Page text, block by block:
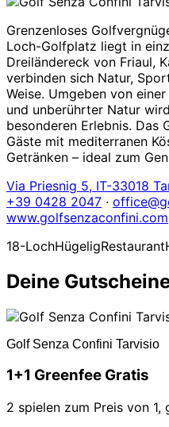
Grenzenloses
Loch-Golfplatz liegt in
Dreiländereck von Friaul,
verbinden sich Natur,
Weise. Umgeben von
und unberührter Natur
besonderen Erlebnis. Das
Gäste mit mediterranen
Getränken – ideal zum
Via Priesnig 5, IT-33018
+39 0428 2047 ·
www.golfsenzaconfini.com
18-LochHügeligRestaurant
Deine
Golf Senza Confini Tarvisio
1+1 Greenfee Gratis
2 spielen zum Preis von 1,